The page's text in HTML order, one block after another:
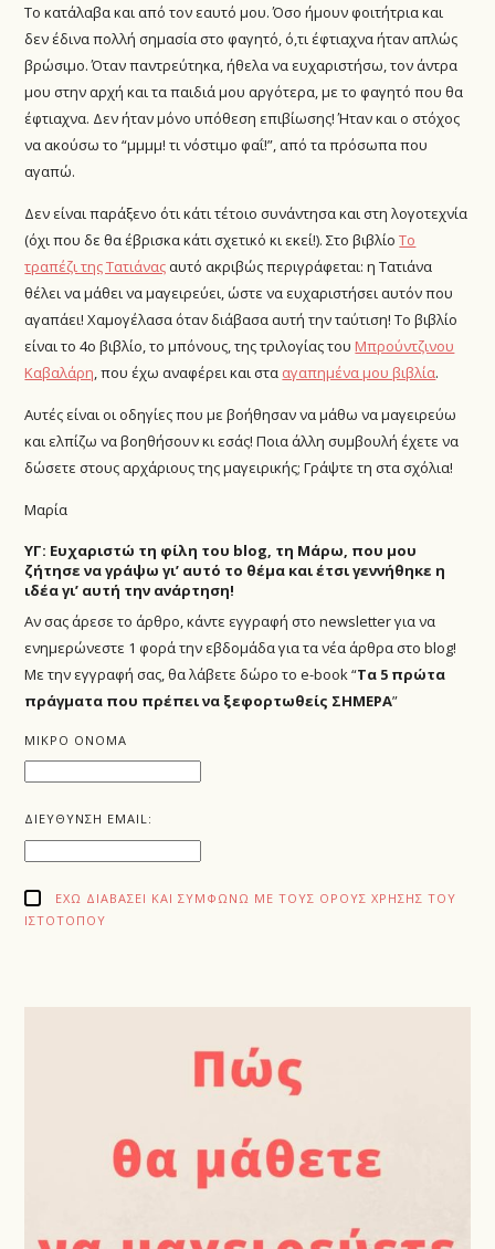
Το κατάλαβα και από τον εαυτό μου. Όσο ήμουν φοιτήτρια και
δεν έδινα πολλή σημασία στο φαγητό, ό,τι έφτιαχνα ήταν απλώς
βρώσιμο. Όταν παντρεύτηκα, ήθελα να ευχαριστήσω, τον άντρα
μου στην αρχή και τα παιδιά μου αργότερα, με το φαγητό που θα
έφτιαχνα. Δεν ήταν μόνο υπόθεση επιβίωσης! Ήταν και ο στόχος
να ακούσω το “μμμμ! τι νόστιμο φαΐ!”, από τα πρόσωπα που
αγαπώ.
Δεν είναι παράξενο ότι κάτι τέτοιο συνάντησα και στη λογοτεχνία
(όχι που δε θα έβρισκα κάτι σχετικό κι εκεί!). Στο βιβλίοΤο
τραπέζι της Τατιάναςαυτό ακριβώς περιγράφεται: η Τατιάνα
θέλει να μάθει να μαγειρεύει, ώστε να ευχαριστήσει αυτόν που
αγαπάει! Χαμογέλασα όταν διάβασα αυτή την ταύτιση! Το βιβλίο
είναι το 4ο βιβλίο, το μπόνους, της τριλογίας του Μπρούντζινου
Καβαλάρη, που έχω αναφέρει και στα αγαπημένα μου βιβλία.
Αυτές είναι οι οδηγίες που με βοήθησαν να μάθω να μαγειρεύω
και ελπίζω να βοηθήσουν κι εσάς! Ποια άλλη συμβουλή έχετε να
δώσετε στους αρχάριους της μαγειρικής; Γράψτε τη στα σχόλια!
Μαρία
ΥΓ: Ευχαριστώ τη φίλη του blog, τη Μάρω, που μου
ζήτησε να γράψω γι’ αυτό το θέμα και έτσι γεννήθηκε η
ιδέα γι’ αυτή την ανάρτηση!
Αν σας άρεσε το άρθρο, κάντε εγγραφή στο newsletter για να
ενημερώνεστε 1 φορά την εβδομάδα για τα νέα άρθρα στο blog!
Με την εγγραφή σας, θα λάβετε δώρο το e-book “Τα 5 πρώτα
πράγματα που πρέπει να ξεφορτωθείς ΣΗΜΕΡΑ”
ΜΙΚΡΟ ΟΝΟΜΑ
ΔΙΕΥΘΥΝΣΗ EMAIL:
ΈΧΩ ΔΙΑΒΆΣΕΙ ΚΑΙ ΣΥΜΦΩΝΏ ΜΕ ΤΟΥΣ ΌΡΟΥΣ ΧΡΉΣΗΣ ΤΟΥ
ΙΣΤΌΤΟΠΟΥ